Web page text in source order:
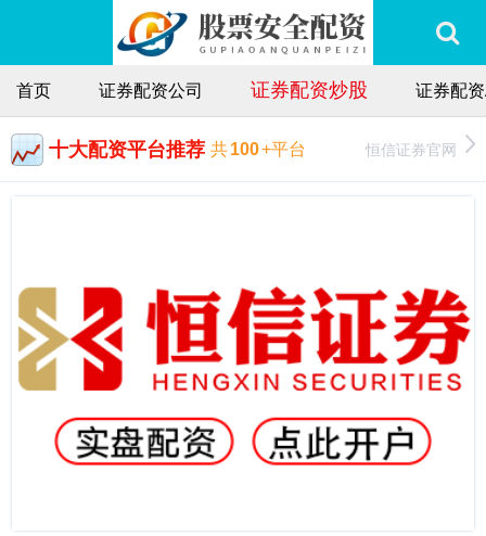
首页 证券配资公司 证券配资炒股 证券配
十大配资平台推荐 共100+平台 恒信证券官网